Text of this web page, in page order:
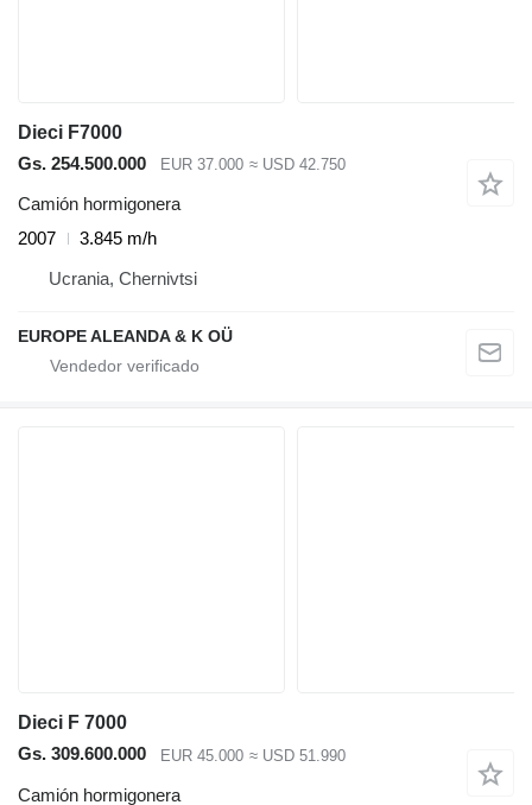
Dieci F7000
Gs. 254.500.000
EUR 37.000 ≈ USD 42.750
Camión hormigonera
2007
3.845 m/h
Ucrania, Chernivtsi
EUROPE ALEANDA & K OÜ
Dieci F 7000
Gs. 309.600.000
EUR 45.000 ≈ USD 51.990
Camión hormigonera